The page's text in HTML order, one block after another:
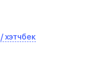
хэтчбек